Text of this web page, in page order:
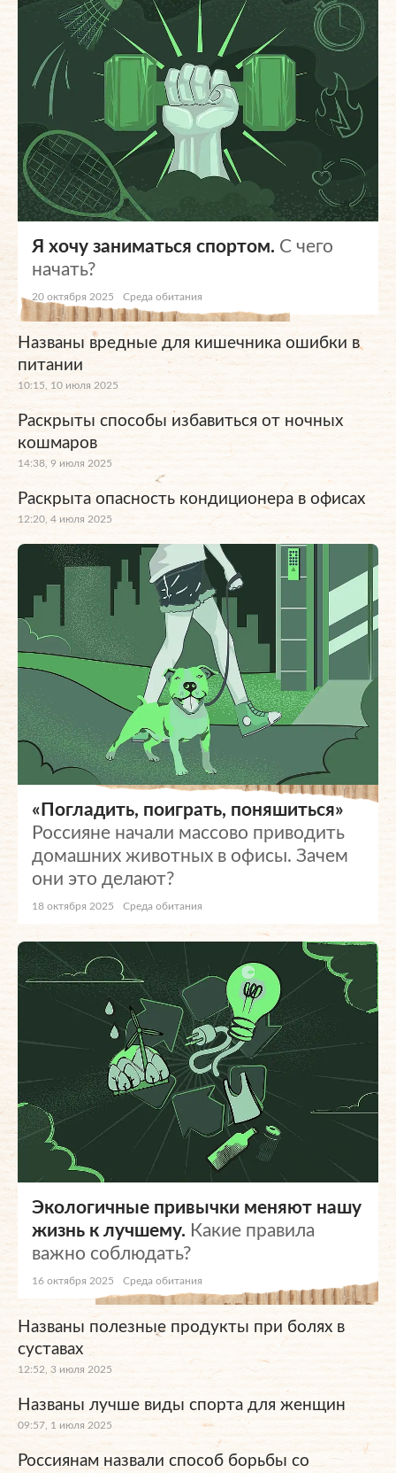
Я хочу заниматься спортом. С чего
начать?
20 октября 2025 Среда обитания
Названы вредные для кишечника ошибки в
питании
10:15, 10 июля 2025
Раскрыты способы избавиться от ночных
кошмаров
14:38, 9 июля 2025
Раскрыта опасность кондиционера в офисах
12:20, 4 июля 2025
«Погладить, поиграть, поняшиться»
Россияне начали массово приводить
домашних животных в офисы. Зачем
они это делают?
18 октября 2025 Среда обитания
Экологичные привычки меняют нашу
жизнь к лучшему. Какие правила
важно соблюдать?
16 октября 2025 Среда обитания
Названы полезные продукты при болях в
суставах
12:52, 3 июля 2025
Названы лучше виды спорта для женщин
09:57, 1 июля 2025
Россиянам назвали способ борьбы со